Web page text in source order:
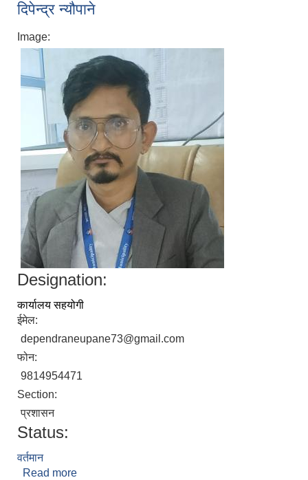
दिपेन्द्र न्यौपाने
Image:
Designation:
कार्यालय सहयोगी
ईमेल:
dependraneupane73@gmail.com
फोन:
9814954471
Section:
प्रशासन
Status:
वर्तमान
Read more